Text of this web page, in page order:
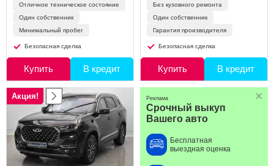
Отличное техническое состояние
Один собственник
Минимальный пробег
Безопасная сделка
Купить В кредит
Без кузовного ремонта
Один собственник
Гарантия производителя
Безопасная сделка
Купить В кредит
Акция!
Срочный выкуп
Вашего авто
Бесплатная
выездная оценка
Реклама